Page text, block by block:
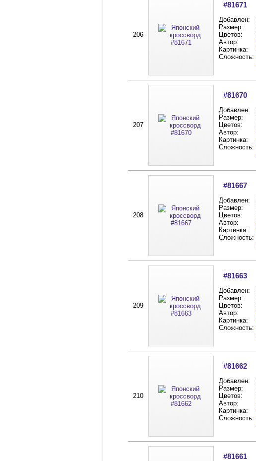
206
#81671
Добавлен:
Размер:
Цветов:
Автор:
Картинка:
Сложность:
207
#81670
Добавлен:
Размер:
Цветов:
Автор:
Картинка:
Сложность:
208
#81667
Добавлен:
Размер:
Цветов:
Автор:
Картинка:
Сложность:
209
#81663
Добавлен:
Размер:
Цветов:
Автор:
Картинка:
Сложность:
210
#81662
Добавлен:
Размер:
Цветов:
Автор:
Картинка:
Сложность:
#81661